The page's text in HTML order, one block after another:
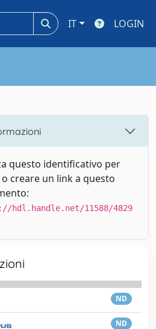
IT LOGIN
questo identificativo per
creare un link a questo
hdl.handle.net/11588/4829
ND
ND